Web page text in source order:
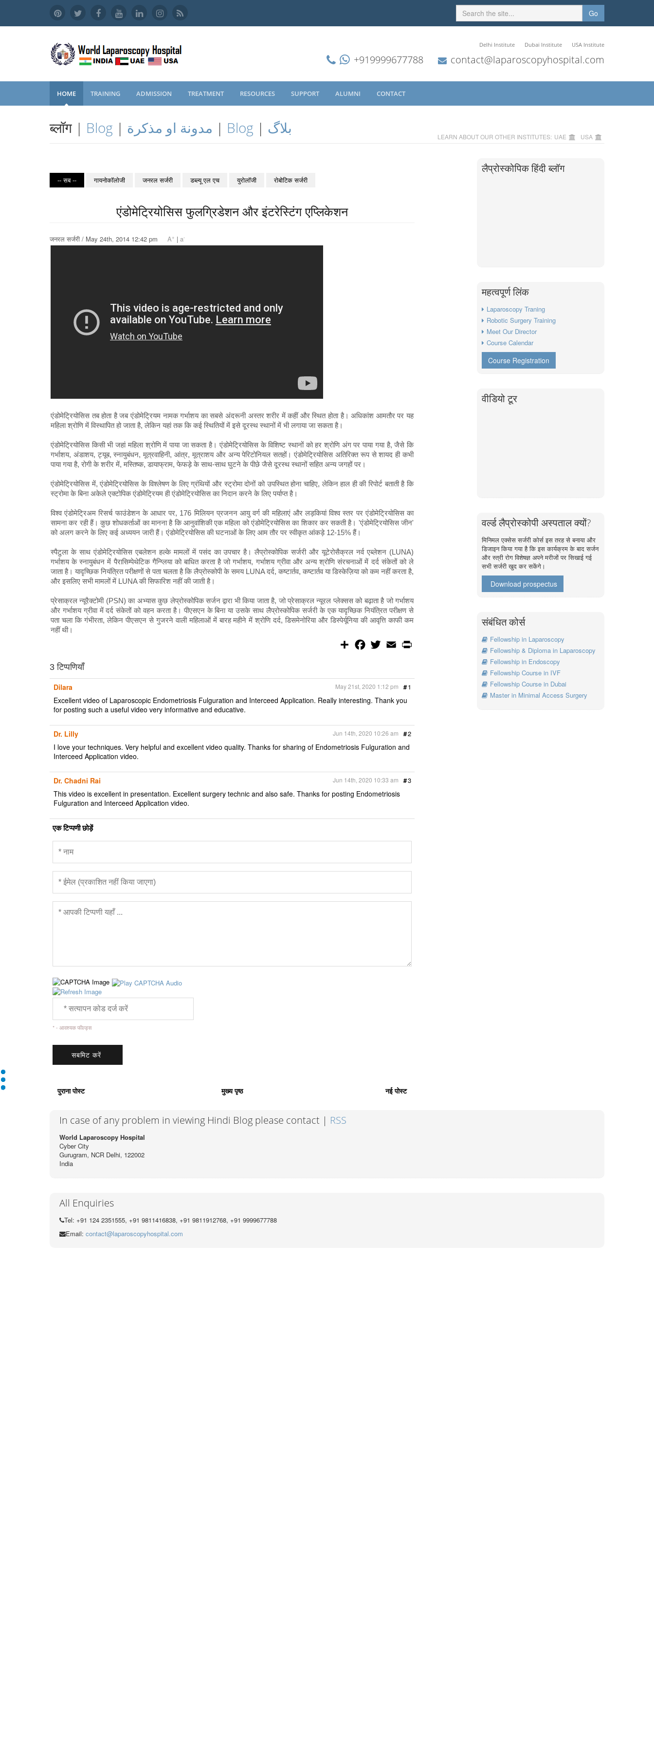
Go
Delhi Institute Dubai Institute USA Institute
+919999677788 contact@laparoscopyhospital.com
HOME TRAINING ADMISSION TREATMENT RESOURCES SUPPORT ALUMNI CONTACT
ब्लॉग | Blog | مدونة او مذكرة | Blog | بلاگ LEARN ABOUT OUR OTHER INSTITUTES: UAE USA
-- सब -- गायनोकॉलोजी जनरल सर्जरी डब्ल्यू एल एच युरोलॉजी रोबोटिक सर्जरी
एंडोमेट्रियोसिस फुलग्रिडेशन और इंटरेस्टिंग एप्लिकेशन
जनरल सर्जरी / May 24th, 2014 12:42 pm A+ | a-
एंडोमेट्रियोसिस तब होता है जब एंडोमेट्रियम नामक गर्भाशय का सबसे अंदरूनी अस्तर शरीर में कहीं और स्थित होता है। अधिकांश आमतौर पर यह
महिला श्रोणि में विस्थापित हो जाता है, लेकिन यहां तक ​​कि कई स्थितियों में इसे दूरस्थ स्थानों में भी लगाया जा सकता है।
एंडोमेट्रियोसिस किसी भी जहां महिला श्रोणि में पाया जा सकता है। एंडोमेट्रियोसिस के विशिष्ट स्थानों को हर श्रोणि अंग पर पाया गया है, जैसे कि
गर्भाशय, अंडाशय, ट्यूब, स्नायुबंधन, मूत्रवाहिनी, आंत्र, मूत्राशय और अन्य पेरिटोनियल सतहों। एंडोमेट्रियोसिस अतिरिक्त रूप से शायद ही कभी
पाया गया है, रोगी के शरीर में, मस्तिष्क, डायाफ्राम, फेफड़े के साथ-साथ घुटने के पीछे जैसे दूरस्थ स्थानों सहित अन्य जगहों पर।
एंडोमेट्रियोसिस में, एंडोमेट्रियोसिस के विश्लेषण के लिए ग्रंथियों और स्ट्रोमा दोनों को उपस्थित होना चाहिए, लेकिन हाल ही की रिपोर्ट बताती है कि
स्ट्रोमा के बिना अकेले एक्टोपिक एंडोमेट्रियम ही एंडोमेट्रियोसिस का निदान करने के लिए पर्याप्त है।
विश्व एंडोमेट्रिअम रिसर्च फाउंडेशन के आधार पर, 176 मिलियन प्रजनन आयु वर्ग की महिलाएं और लड़कियां विश्व स्तर पर एंडोमेट्रियोसिस का
सामना कर रही हैं। कुछ शोधकर्ताओं का मानना ​​है कि आनुवांशिकी एक महिला को एंडोमेट्रियोसिस का शिकार कर सकती है। 'एंडोमेट्रियोसिस जीन'
को अलग करने के लिए कई अध्ययन जारी हैं। एंडोमेट्रियोसिस की घटनाओं के लिए आम तौर पर स्वीकृत आंकड़े 12-15% हैं।
स्पैटुला के साथ एंडोमेट्रियोसिस एबलेशन हल्के मामलों में पसंद का उपचार है। लैप्रोस्कोपिक सर्जरी और यूटेरोसैक्रल नर्व एब्लेशन (LUNA)
गर्भाशय के स्नायुबंधन में पैरासिम्पेथेटिक गैन्ग्लिया को बाधित करता है जो गर्भाशय, गर्भाशय ग्रीवा और अन्य श्रोणि संरचनाओं में दर्द संकेतों को ले
जाता है। यादृच्छिक नियंत्रित परीक्षणों से पता चलता है कि लैप्रोस्कोपी के समय LUNA दर्द, कष्टार्तव, कष्टार्तव या डिस्केज़िया को कम नहीं करता है,
और इसलिए सभी मामलों में LUNA की सिफारिश नहीं की जाती है।
प्रेसाक्रल न्यूरैक्टोमी (PSN) का अभ्यास कुछ लेप्रोस्कोपिक सर्जन द्वारा भी किया जाता है, जो प्रेसाक्रल न्यूरल प्लेक्सस को बढ़ाता है जो गर्भाशय
और गर्भाशय ग्रीवा में दर्द संकेतों को वहन करता है। पीएसएन के बिना या उसके साथ लैप्रोस्कोपिक सर्जरी के एक यादृच्छिक नियंत्रित परीक्षण से
पता चला कि गंभीरता, लेकिन पीएसएन से गुजरने वाली महिलाओं में बारह महीने में श्रोणि दर्द, डिसमेनोरिया और डिस्पेर्यूनिया की आवृत्ति काफी कम
नहीं थी।
S
o
o
w
e
r
E
m
3 टिप्पणियाँ
Dilara #1
May 21st, 2020 1:12 pm
Excellent video of Laparoscopic Endometriosis Fulguration and Interceed Application. Really interesting. Thank you
for posting such a useful video very informative and educative.
Dr. Lilly #2
Jun 14th, 2020 10:26 am
I love your techniques. Very helpful and excellent video quality. Thanks for sharing of Endometriosis Fulguration and
Interceed Application video.
Dr. Chadni Rai #3
Jun 14th, 2020 10:33 am
This video is excellent in presentation. Excellent surgery technic and also safe. Thanks for posting Endometriosis
Fulguration and Interceed Application video.
एक टिप्पणी छोड़ें
* - आवश्यक फील्ड्स
पुराना पोस्ट मुख्य पृष्ठ नई पोस्ट
लैप्रोस्कोपिक हिंदी ब्लॉग
महत्वपूर्ण लिंक
Laparoscopy Traning
Robotic Surgery Training
Meet Our Director
Course Calendar
Course Registration
वीडियो टूर
वर्ल्ड लैप्रोस्कोपी अस्पताल क्यों?
मिनिमल एक्सेस सर्जरी कोर्स इस तरह से बनाया और
डिजाइन किया गया है कि इस कार्यक्रम के बाद सर्जन
और स्त्री रोग विशेषज्ञ अपने मरीजों पर सिखाई गई
सभी सर्जरी खुद कर सकेंगे।
Download prospectus
संबंधित कोर्स
Fellowship in Laparoscopy
Fellowship & Diploma in Laparoscopy
Fellowship in Endoscopy
Fellowship Course in IVF
Fellowship Course in Dubai
Master in Minimal Access Surgery
In case of any problem in viewing Hindi Blog please contact | RSS
World Laparoscopy Hospital
Cyber City
Gurugram, NCR Delhi, 122002
India
All Enquiries
Tel: +91 124 2351555, +91 9811416838, +91 9811912768, +91 9999677788
Email: contact@laparoscopyhospital.com